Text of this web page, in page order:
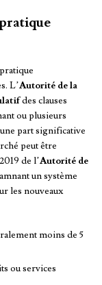
L’Autorité de la
des clauses
ou plusieurs
part significative
peut être
de l’Autorité de
un système
les nouveaux
moins de 5
ou services